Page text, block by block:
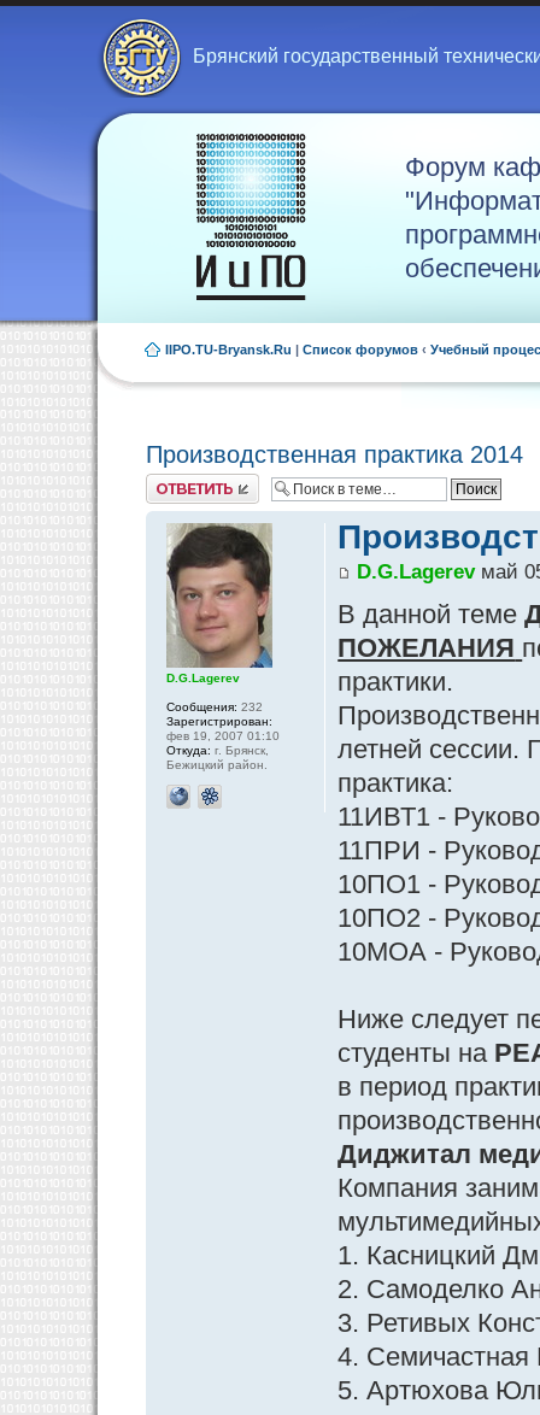
Брянский государственный
Форум
IIPO.TU-Bryansk.Ru | Список форумов ‹ Учебный
Производственная практика 2014
Ответить
D.G.Lagerevмай
В данной теме
ПОЖЕЛАНИЯ
практики.
летней сессии.
практика:
11ИВТ1 -
11ПРИ -
10ПО1 -
10ПО2 -
10МОА -
Ниже следует
студенты на
в период
Диджитал
Компания
1. Касницкий
2. Самоделко
3. Ретивых
4. Семичастная
5. Артюхова
D.G.Lagerev
Сообщения: 232
Зарегистрирован:
фев 19, 2007 01:10
Откуда: г. Брянск,
Бежицкий район.